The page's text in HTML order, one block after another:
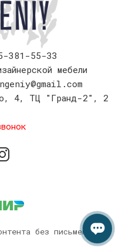
381-55-33
мебели
4, ТЦ "Гранд-2", 2
без письменного